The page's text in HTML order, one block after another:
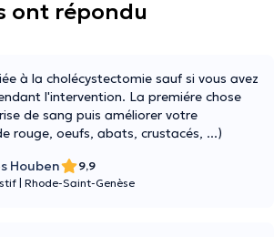
ont répondu
à la cholécystectomie sauf si vous avez
l'intervention. La premiére chose
de sang puis améliorer votre
rouge, oeufs, abats, crustacés, ...)
Houben
9,9
Rhode-Saint-Genèse